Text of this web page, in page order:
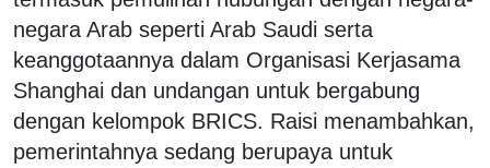
negara Arab seperti Arab Saudi serta
keanggotaannya dalam Organisasi Kerjasama
Shanghai dan undangan untuk bergabung
dengan kelompok BRICS. Raisi menambahkan,
pemerintahnya sedang berupaya untuk